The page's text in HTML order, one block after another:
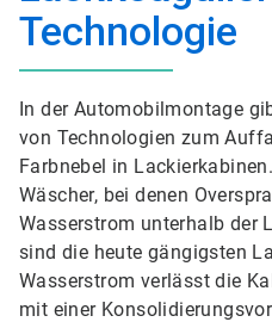
Technologie
In der Automobilmontage
von Technologien zum
Farbnebel in
Wäscher, bei denen
Wasserstrom unterhalb der
sind die heute gängigsten
Wasserstrom verlässt die
mit einer